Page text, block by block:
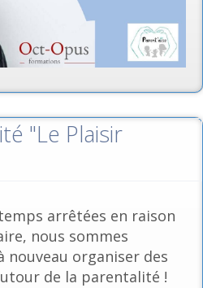
"Le Plaisir
arrêtées en raison
nous sommes
nouveau organiser des
de la parentalité !